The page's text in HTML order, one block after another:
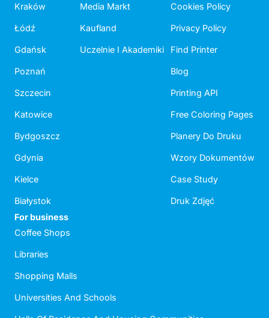
Kraków
Łódź
Gdańsk
Poznań
Szczecin
Katowice
Bydgoszcz
Gdynia
Kielce
Białystok
Media Markt
Kaufland
Uczelnie I Akademiki
Cookies Policy
Privacy Policy
Find Printer
Blog
Printing API
Free Coloring Pages
Planery Do Druku
Wzory Dokumentów
Case Study
Druk Zdjęć
For business
Coffee Shops
Libraries
Shopping Malls
Universities And Schools